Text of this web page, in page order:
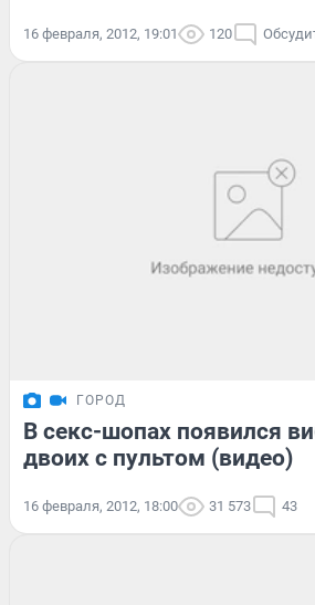
16 февраля, 2012, 19:01 120
ГОРОД
В секс-шопах появился
двоих с пультом (видео)
16 февраля, 2012, 18:00 31 573 43